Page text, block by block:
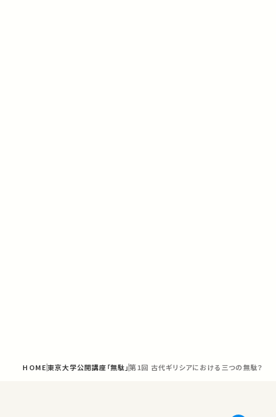
HOME東京大学公開講座「無駄」 第1回 古代ギリシアにおける三つの無駄？